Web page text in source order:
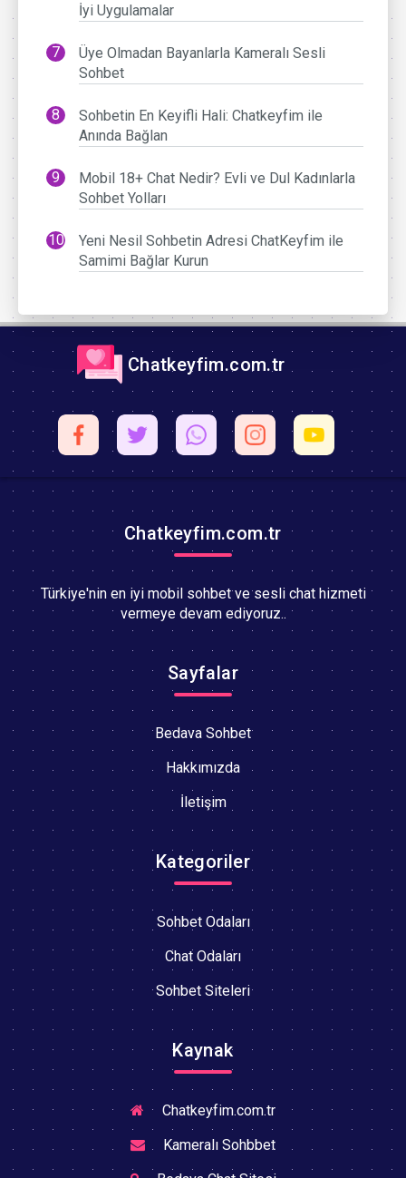
İyi Uygulamalar
Üye Olmadan Bayanlarla Kameralı Sesli
Sohbet
Sohbetin En Keyifli Hali: Chatkeyfim ile
Anında Bağlan
Mobil 18+ Chat Nedir? Evli ve Dul Kadınlarla
Sohbet Yolları
Yeni Nesil Sohbetin Adresi ChatKeyfim ile
Samimi Bağlar Kurun
Chatkeyfim.com.tr
Chatkeyfim.com.tr
Türkiye'nin en iyi mobil sohbet ve sesli chat hizmeti
vermeye devam ediyoruz..
Sayfalar
Bedava Sohbet
Hakkımızda
İletişim
Kategoriler
Sohbet Odaları
Chat Odaları
Sohbet Siteleri
Kaynak
Chatkeyfim.com.tr
Kameralı Sohbbet